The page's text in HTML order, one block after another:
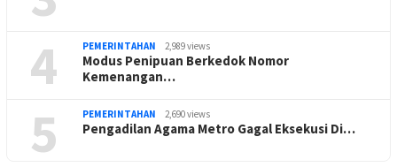
4 PEMERINTAHAN 2,989 views
Modus Penipuan Berkedok Nomor
Kemenangan…
5 PEMERINTAHAN 2,690 views
Pengadilan Agama Metro Gagal Eksekusi Di…